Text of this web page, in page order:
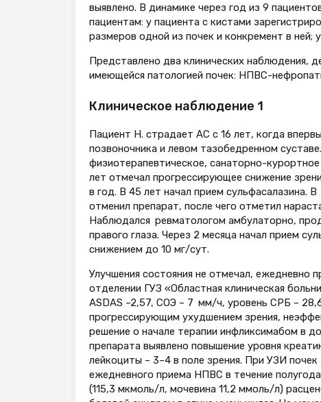
выявлено. В динамике через год из 9
пациентам: у пациента с кистами
размеров одной из почек и конкремент в ней;
Представлено два клинических наблюдения,
имеющейся патологией почек: НПВС-
Клиническое наблюдение 1
Пациент Н. страдает АС с 16 лет, когда
позвоночника и левом тазобедренном
физиотерапевтическое, санаторно-
лет отмечал прогрессирующее снижение
в год. В 45 лет начал прием сульфасалазина.
отменил препарат, после чего отметил
Наблюдался ревматологом амбулаторно,
правого глаза. Через 2 месяца начал прием
снижением до 10 мг/сут.
Улучшения состояния не отмечал, ежедневно
отделении ГУЗ «Областная клиническая
ASDAS –2,57, СОЭ – 7 мм/ч, уровень СРБ –
прогрессирующим ухудшением зрения,
решение о начале терапии инфликсимабом в
препарата выявлено повышение уровня
лейкоциты – 3–4 в поле зрения. При УЗИ
ежедневного приема НПВС в течение
(115,3 мкмоль/л, мочевина 11,2 ммоль/л)